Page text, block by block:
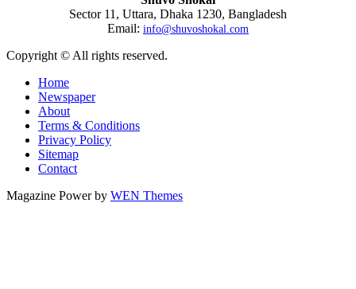
Sector 11, Uttara, Dhaka 1230, Bangladesh
Email: info@shuvoshokal.com
Copyright © All rights reserved.
Home
Newspaper
About
Terms & Conditions
Privacy Policy
Sitemap
Contact
Magazine Power by WEN Themes